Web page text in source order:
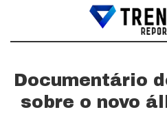
Documentário
sobre o novo